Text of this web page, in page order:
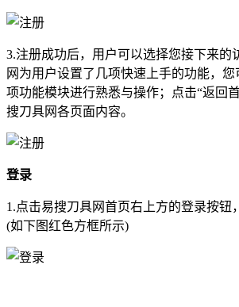
3.注册成功后，用户可以选择您接下来的
网为用户设置了几项快速上手的功能，
项功能模块进行熟悉与操作；点击“返回
搜刀具网各页面内容。
登录
1.点击易搜刀具网首页右上方的登录按钮
(如下图红色方框所示)